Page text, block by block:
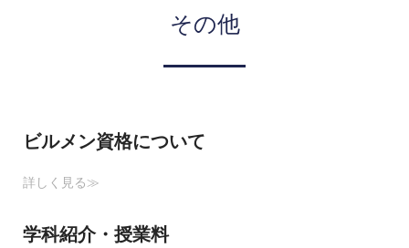
その他
ビルメン資格について
詳しく見る≫
学科紹介・授業料